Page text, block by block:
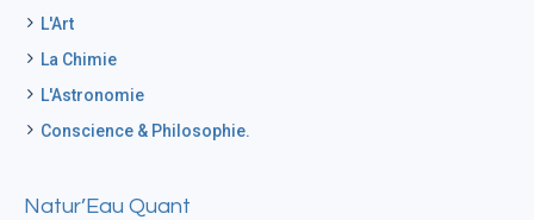
L'Art
La Chimie
L'Astronomie
Conscience & Philosophie.
Natur’Eau Quant